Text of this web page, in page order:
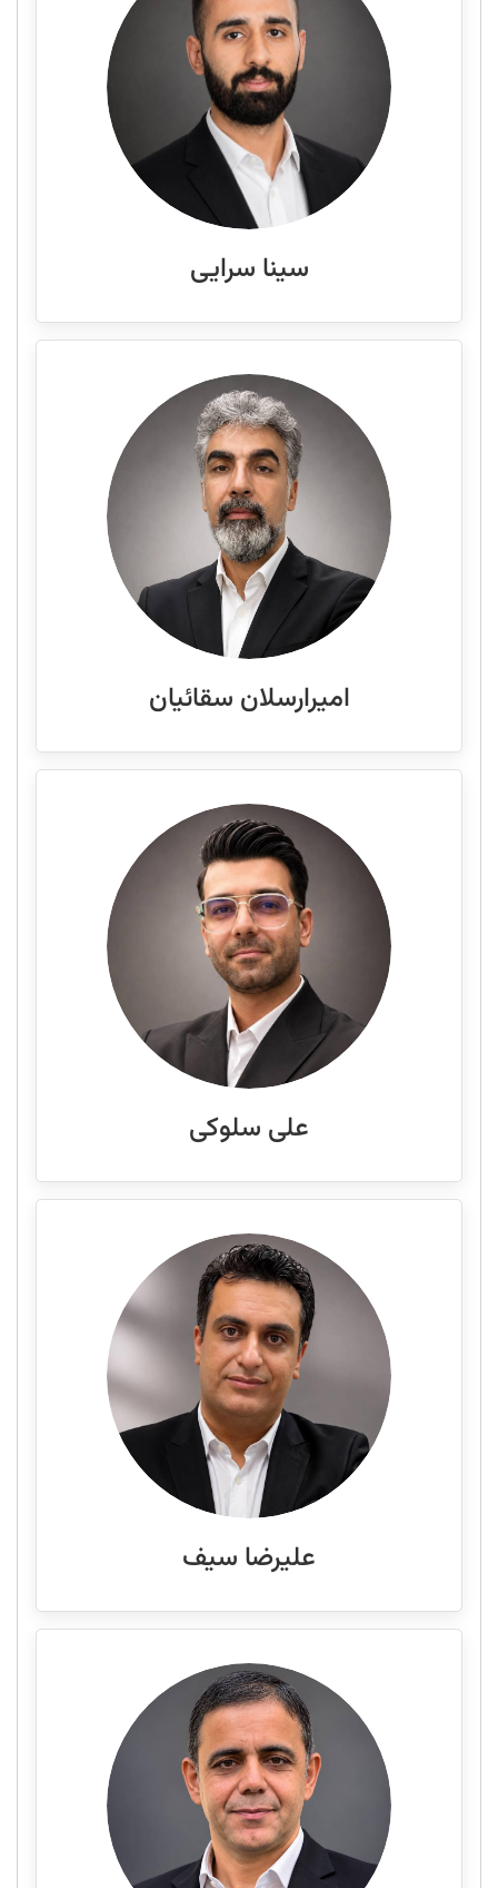
سینا سرایی
امیرارسلان سقائیان
علی سلوکی
علیرضا سیف